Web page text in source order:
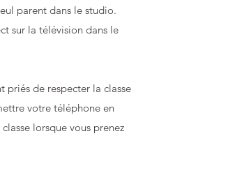
parent dans le studio.
sur la télévision dans le
priés de respecter la classe
votre téléphone en
lorsque vous prenez